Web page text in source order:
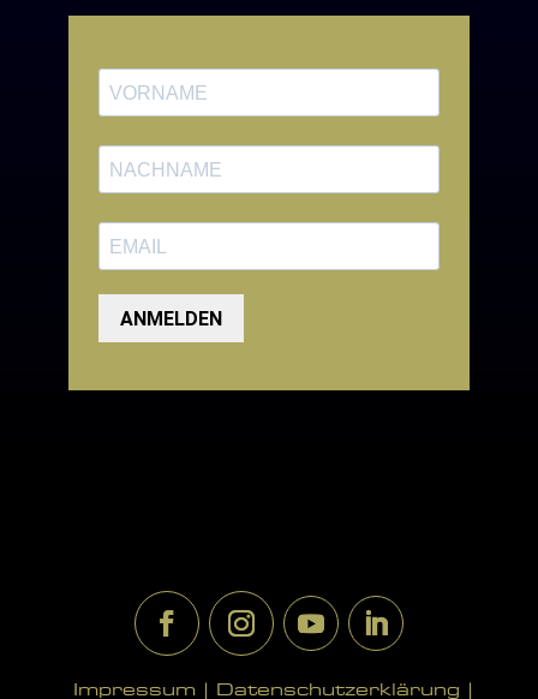
ANMELDEN
Impressum | Datenschutzerklärung |